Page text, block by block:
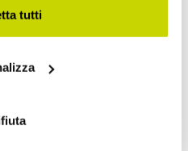
privacy.
sulla tua posizione
scansionandolo
tutti
of use of personal data
us